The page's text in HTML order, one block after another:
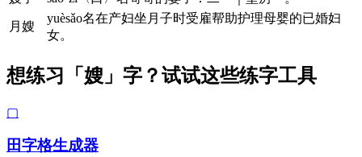
月嫂
yuèsǎo名在产妇坐月子时受雇帮助护理母婴的已婚妇
女。
想练习「嫂」字？试试这些练字工具
▢
田字格生成器